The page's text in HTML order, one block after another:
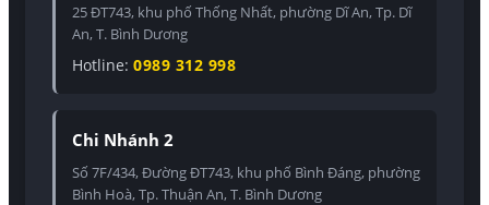
25 ĐT743, khu phố Thống Nhất, phường Dĩ An, Tp. Dĩ
An, T. Bình Dương
Hotline: 0989 312 998
Chi Nhánh 2
Số 7F/434, Đường ĐT743, khu phố Bình Đáng, phường
Bình Hoà, Tp. Thuận An, T. Bình Dương